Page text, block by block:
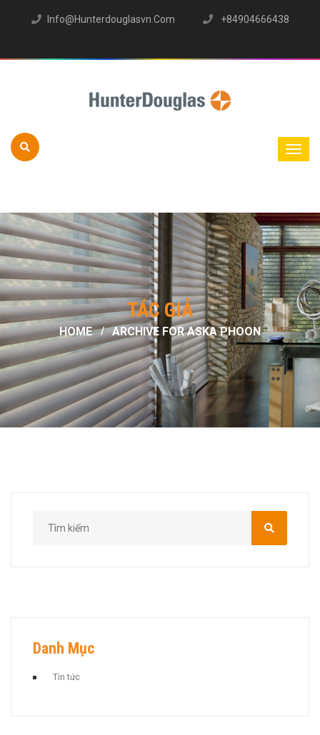
Info@hunterdouglasvn.com +84904666438
TÁC GIẢ
HOME ARCHIVE FOR ASKA PHOON
Danh Mục
Tin tức